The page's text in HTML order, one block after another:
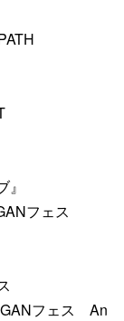
フェス
フェス An